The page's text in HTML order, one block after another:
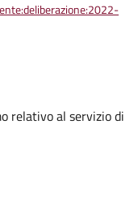
relativo al servizio di